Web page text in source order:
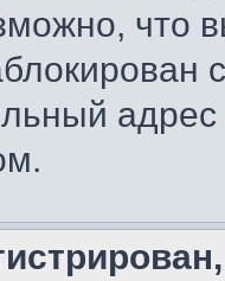
что
адрес